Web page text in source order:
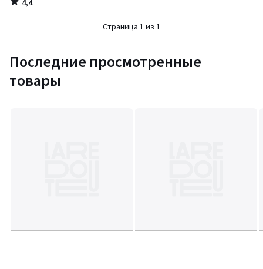
4,4
/
Страница 1 из 1
Последние просмотренные
товары